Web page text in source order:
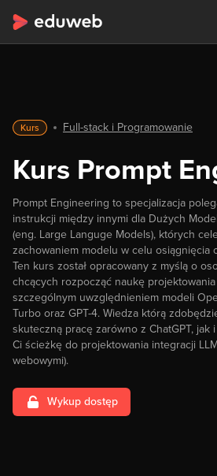
Kurs Full-stack i Programowanie
Kurs Prompt
Prompt Engineering to specjalizacja
instrukcji między innymi dla Dużych
(eng. Large Languge Models), których
zachowaniem modelu w celu osiągnięcia
Ten kurs został opracowany z myślą o
chcących rozpocząć naukę
szczególnym uwzględnieniem modeli
Turbo oraz GPT-4. Wiedza którą
skuteczną pracę zarówno z ChatGPT, jak
Ci ścieżkę do projektowania integracji
webowymi).
Wykup dostęp